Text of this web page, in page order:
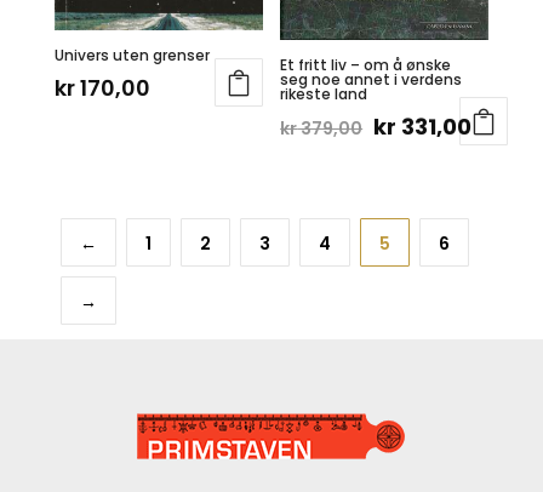
Univers uten grenser
kr170,00
Et fritt liv – om å ønske
seg noe annet i verdens
rikeste land
kr379,00 Opprinnelig
kr 379,00.
kr 331,00
← 1 2 3 4 5 6
→